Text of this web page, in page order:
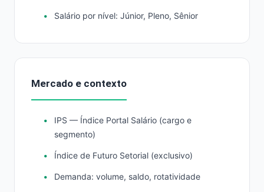
Salário por nível: Júnior, Pleno, Sênior
Mercado e contexto
IPS — Índice Portal Salário (cargo e
segmento)
Índice de Futuro Setorial (exclusivo)
Demanda: volume, saldo, rotatividade